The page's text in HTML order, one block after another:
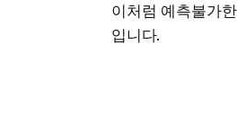
이처럼 예측불가
입니다.